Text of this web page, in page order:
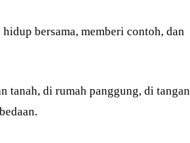
bersama, memberi contoh, dan
tanah, di rumah panggung, di tangan